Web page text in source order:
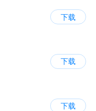
下载
下载
下载